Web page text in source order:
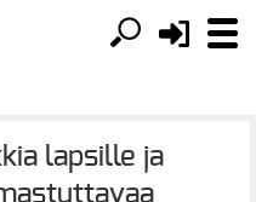
lapsille ja